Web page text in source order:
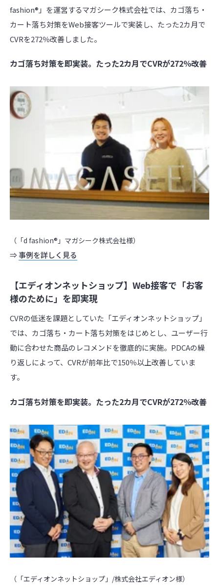
fashion®︎」を運営するマガシーク株式会社では、カゴ落ち・
カート落ち対策をWeb接客ツールで実装し、たった2カ月で
CVRを272％改善しました。
カゴ落ち対策を即実装。たった2カ月でCVRが272％改善
（「d fashion®︎」マガシーク株式会社様）
⇒事例を詳しく見る
【エディオンネットショップ】Web接客で「お客
様のために」を即実現
CVRの低迷を課題としていた「エディオンネットショップ」
では、カゴ落ち・カート落ち対策をはじめとし、ユーザー行
動に合わせた商品のレコメンドを徹底的に実施。PDCAの繰
り返しによって、CVRが前年比で150％以上改善していま
す。
カゴ落ち対策を即実装。たった2カ月でCVRが272％改善
（「エディオンネットショップ」/株式会社エディオン様）